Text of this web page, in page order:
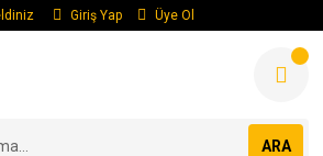
Giriş Yap Üye Ol
ARA